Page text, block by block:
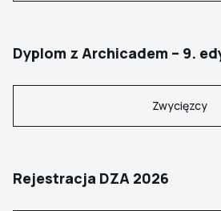
Dyplom z Archicadem – 9.
Zwycięzcy
Rejestracja DZA 2026